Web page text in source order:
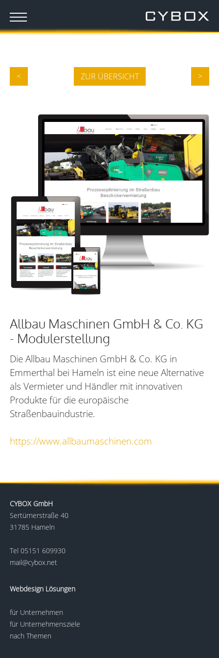
< >
ZUR ÜBERSICHT
Allbau Maschinen GmbH & Co. KG
- Modulerstellung
Die Allbau Maschinen GmbH & Co. KG in
Emmerthal bei Hameln ist eine neue Alternative
als Vermieter und Händler mit innovativen
Produkte für die europäische
Straßenbauindustrie.
https://www.allbaumaschinen.com
CYBOX GmbH
Sertürnerstraße 40
31785 Hameln
Tel 05151 609930
mail@cybox.net
Webdesign Lösungen
für Unternehmen
für Unternehmensziele
nach Themen